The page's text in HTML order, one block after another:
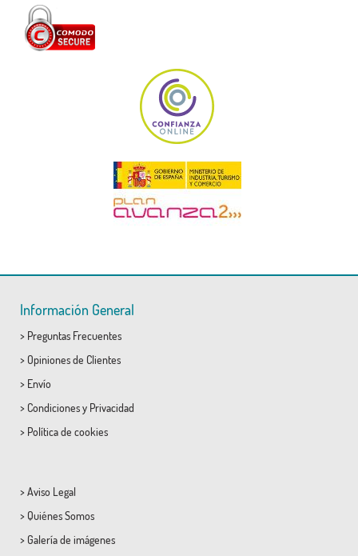
Información General
> Preguntas Frecuentes
> Opiniones de Clientes
> Envío
> Condicionesy Privacidad
> Política de cookies
> Aviso Legal
> Quiénes Somos
> Galería de imágenes